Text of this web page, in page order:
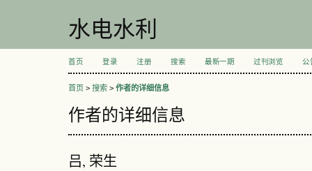
水电水利
首页 登录 注册 搜索 最新一期 过刊浏览 公
首页 > 搜索 > 作者的详细信息
作者的详细信息
吕, 荣生